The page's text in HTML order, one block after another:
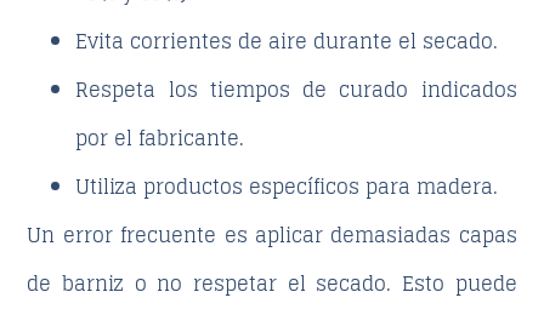
Evita corrientes de aire durante el secado.
Respeta los tiempos de curado indicados
por el fabricante.
Utiliza productos específicos para madera.
Un error frecuente es aplicar demasiadas capas
de barniz o no respetar el secado. Esto puede